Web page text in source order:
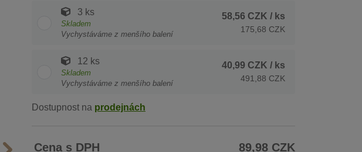
3 ks
Skladem
Vychystáváme z menšího balení
58,56 CZK / ks
175,68 CZK
12 ks
Skladem
Vychystáváme z menšího balení
40,99 CZK / ks
491,88 CZK
Dostupnost na prodejnách
Cena s DPH 89,98 CZK